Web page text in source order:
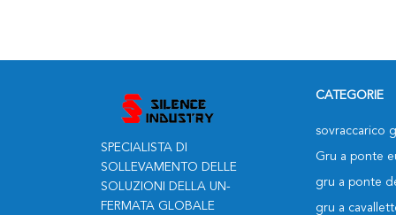
SPECIALISTA DI
SOLLEVAMENTO DELLE
SOLUZIONI DELLA UN-
FERMATA GLOBALE
CATEGORIE
sovraccarico
Gru a ponte
gru a ponte
gru a